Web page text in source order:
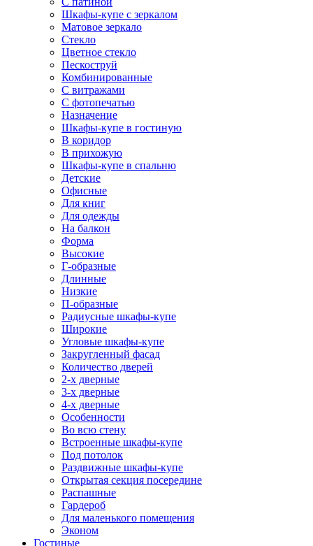
Шкафы-купе с зеркалом
Матовое зеркало
Стекло
Цветное стекло
Пескоструй
Комбинированные
С витражами
С фотопечатью
Назначение
Шкафы-купе в гостиную
В коридор
В прихожую
Шкафы-купе в спальню
Детские
Офисные
Для книг
Для одежды
На балкон
Форма
Высокие
Г-образные
Длинные
Низкие
П-образные
Радиусные шкафы-купе
Широкие
Угловые шкафы-купе
Закругленный фасад
Количество дверей
2-х дверные
3-х дверные
4-х дверные
Особенности
Во всю стену
Встроенные шкафы-купе
Под потолок
Раздвижные шкафы-купе
Открытая секция посередине
Распашные
Гардероб
Для маленького помещения
Эконом
Гостиные